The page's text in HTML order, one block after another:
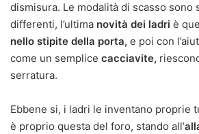
dismisura. Le modalità di scasso sono
differenti, l’ultima novità dei ladri è
nello stipite della porta, e poi con
come un semplice cacciavite,
serratura.
Ebbene si, i ladri le inventano proprie
è proprio questa del foro, stando all’